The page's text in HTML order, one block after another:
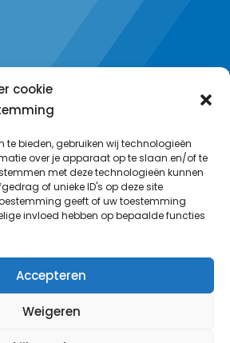
cookie
te bieden, gebruiken wij technologieën
over je apparaat op te slaan en/of te
met deze technologieën kunnen
of unieke ID's op deze site
geeft of uw toestemming
invloed hebben op bepaalde functies
Accepteren
Weigeren